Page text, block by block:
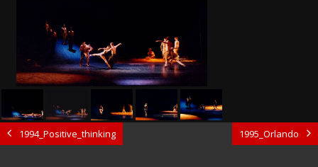
1994_Positive_thinking 1995_Orlando